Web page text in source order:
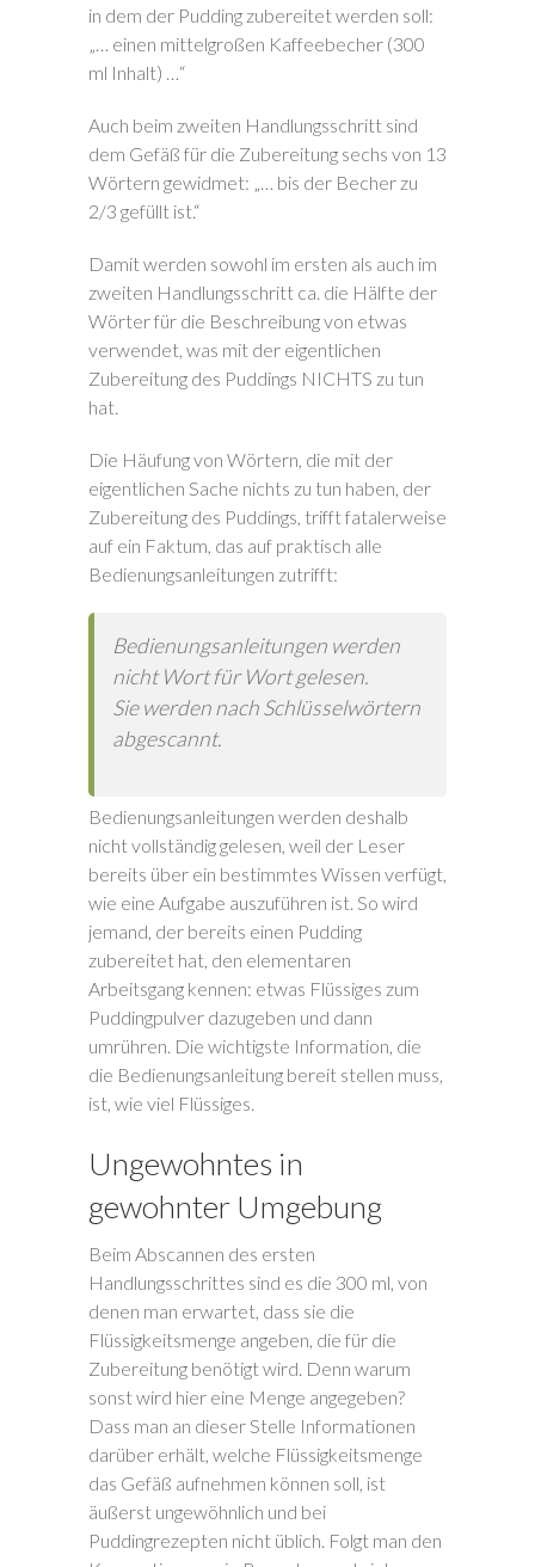
in dem der Pudding zubereitet werden soll:
„… einen mittelgroßen Kaffeebecher (300
ml Inhalt) …“
Auch beim zweiten Handlungsschritt sind
dem Gefäß für die Zubereitung sechs von 13
Wörtern gewidmet: „… bis der Becher zu
2/3 gefüllt ist.“
Damit werden sowohl im ersten als auch im
zweiten Handlungsschritt ca. die Hälfte der
Wörter für die Beschreibung von etwas
verwendet, was mit der eigentlichen
Zubereitung des Puddings NICHTS zu tun
hat.
Die Häufung von Wörtern, die mit der
eigentlichen Sache nichts zu tun haben, der
Zubereitung des Puddings, trifft fatalerweise
auf ein Faktum, das auf praktisch alle
Bedienungsanleitungen zutrifft:
Bedienungsanleitungen werden
nicht Wort für Wort gelesen.
Sie werden nach Schlüsselwörtern
abgescannt.
Bedienungsanleitungen werden deshalb
nicht vollständig gelesen, weil der Leser
bereits über ein bestimmtes Wissen verfügt,
wie eine Aufgabe auszuführen ist. So wird
jemand, der bereits einen Pudding
zubereitet hat, den elementaren
Arbeitsgang kennen: etwas Flüssiges zum
Puddingpulver dazugeben und dann
umrühren. Die wichtigste Information, die
die Bedienungsanleitung bereit stellen muss,
ist, wie viel Flüssiges.
Ungewohntes in
gewohnter Umgebung
Beim Abscannen des ersten
Handlungsschrittes sind es die 300 ml, von
denen man erwartet, dass sie die
Flüssigkeitsmenge angeben, die für die
Zubereitung benötigt wird. Denn warum
sonst wird hier eine Menge angegeben?
Dass man an dieser Stelle Informationen
darüber erhält, welche Flüssigkeitsmenge
das Gefäß aufnehmen können soll, ist
äußerst ungewöhnlich und bei
Puddingrezepten nicht üblich. Folgt man den